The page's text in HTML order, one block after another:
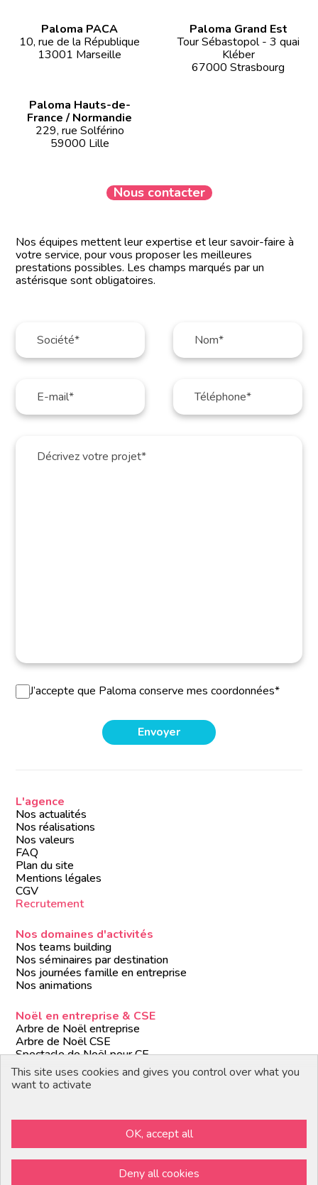
Paloma PACA
10, rue de la République
13001 Marseille
Paloma Grand Est
Tour Sébastopol - 3 quai
Kléber
67000 Strasbourg
Paloma Hauts-de-
France / Normandie
229, rue Solférino
59000 Lille
Nous contacter
Nos équipes mettent leur expertise et leur savoir-faire à
votre service, pour vous proposer les meilleures
prestations possibles. Les champs marqués par un
astérisque sont obligatoires.
J’accepte que Paloma conserve mes coordonnées*
L'agence
Nos actualités
Nos réalisations
Nos valeurs
FAQ
Plan du site
Mentions légales
CGV
Recrutement
Nos domaines d'activités
Nos teams building
Nos séminaires par destination
Nos journées famille en entreprise
Nos animations
Noël en entreprise & CSE
Arbre de Noël entreprise
Arbre de Noël CSE
Spectacle de Noël pour CE
Animations de Noël entreprise
Formules de Noël clé en main
This site uses cookies and gives you control over what you
want to activate
OK, accept all
Deny all cookies